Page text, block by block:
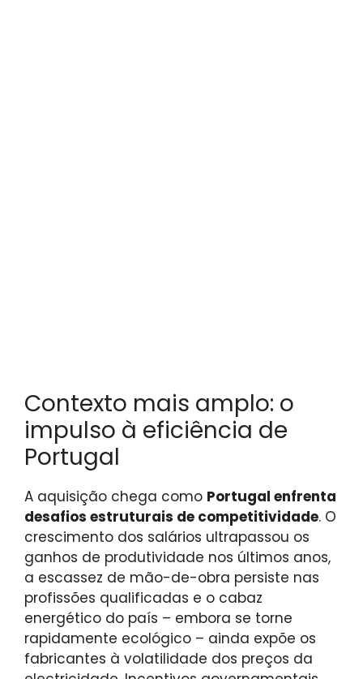
Contexto mais amplo: o
impulso à eficiência de
Portugal
A aquisição chega como Portugal enfrenta
desafios estruturais de competitividade. O
crescimento dos salários ultrapassou os
ganhos de produtividade nos últimos anos,
a escassez de mão-de-obra persiste nas
profissões qualificadas e o cabaz
energético do país – embora se torne
rapidamente ecológico – ainda expõe os
fabricantes à volatilidade dos preços da